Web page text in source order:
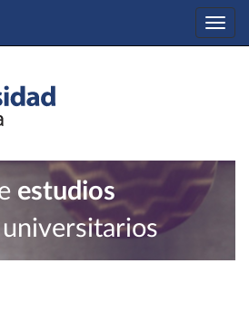
estudios
universitarios